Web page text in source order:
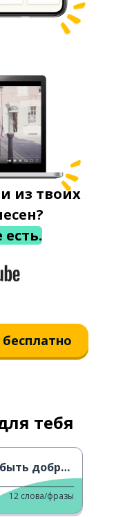
из твоих
тебя
добрым
12 слова/фразы